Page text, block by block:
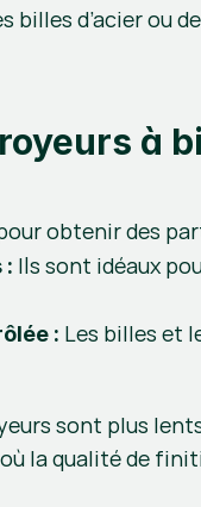
d’acier ou
à
obtenir des
: Ils sont idéaux
: Les billes et
sont plus
la qualité de